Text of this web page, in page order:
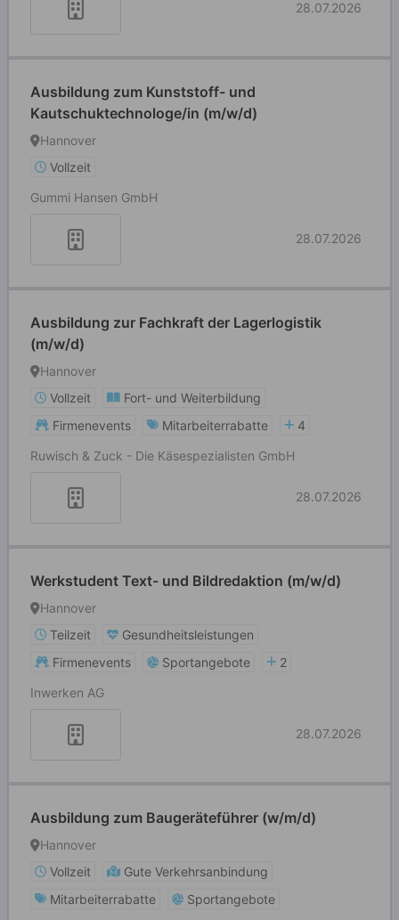
28.07.2026
Ausbildung zum Kunststoff- und
Kautschuktechnologe/in (m/w/d)
Hannover
Vollzeit
Gummi Hansen GmbH
28.07.2026
Ausbildung zur Fachkraft der Lagerlogistik
(m/w/d)
Hannover
Vollzeit
Fort- und Weiterbildung
Firmenevents
Mitarbeiterrabatte
4
Ruwisch & Zuck - Die Käsespezialisten GmbH
28.07.2026
Werkstudent Text- und Bildredaktion (m/w/d)
Hannover
Teilzeit
Gesundheitsleistungen
Firmenevents
Sportangebote
2
Inwerken AG
28.07.2026
Ausbildung zum Baugeräteführer (w/m/d)
Hannover
Vollzeit
Gute Verkehrsanbindung
Mitarbeiterrabatte
Sportangebote